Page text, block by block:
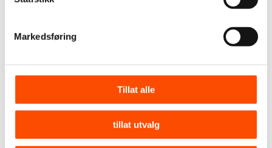
Markedsføring
Tillat alle
tillat utvalg